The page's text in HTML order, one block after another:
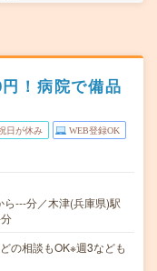
！病院で備品
日が休み WEB登録OK
---分／木津(兵庫県)駅
の相談もOK※週3なども